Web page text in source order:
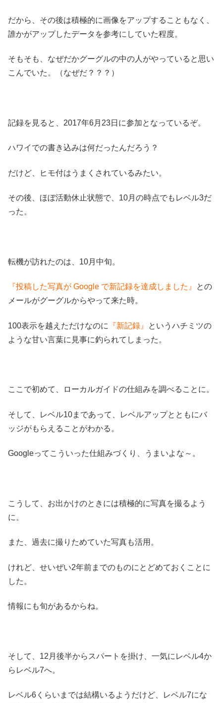
だから、その後は積極的に画像をアップすることもなく、
誰かがアップしたデータを参考にしていた程度。
そもそも、なぜだかグーグルの中の人がやっていると思い
こんでいた。（なぜだ？？？）
記録を見ると、2017年6月23日に参加となっているぞ。
ハワイでの書き込みは何だったんだろう？
だけど、ヒモ付はうまくされているみたい。
その後、ほぼ活動休止状態で、10月の時点でもレベル3だ
った。
転機が訪れたのは、10月中旬。
『投稿した写真が Google で新記録を達成しました』
との
メールがグーグルからやって来た時。
100表示を越えただけなのに 『新記録』
というハチミツの
ような甘い言葉に見事に釣られてしまった。
ここで初めて、ローカルガイドの仕組みを調べることに。
そして、レベル10まであって、レベルアップとともにバ
ッジがもらえることがわかる。
Googleってこういった仕組みづくり、うまいよな～。
こうして、お出かけのときには積極的に写真を撮るよう
に。
また、過去に撮りためていた写真も活用。
けれど、せいぜい2年前までのものにとどめておくことに
した。
情報にも旬があるからね。
そして、12月後半からスパートを掛け、一気にレベル4か
らレベル7へ。
レベル6くらいまでは結構いるようだけど、レベル7にな